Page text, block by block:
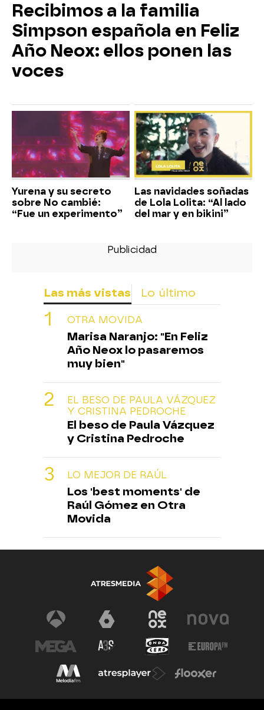
Recibimos a la familia
Simpson española en Feliz
Año Neox: ellos ponen las
voces
Yurena y su secreto
sobre No cambié:
“Fue un experimento”
Las navidades soñadas
de Lola Lolita: “Al lado
del mar y en bikini”
Las más vistas Lo último
OTRA MOVIDA
Marisa Naranjo: "En Feliz
Año Neox lo pasaremos
muy bien"
EL BESO DE PAULA VÁZQUEZ
Y CRISTINA PEDROCHE
El beso de Paula Vázquez
y Cristina Pedroche
LO MEJOR DE RAÚL
Los 'best moments' de
Raúl Gómez en Otra
Movida